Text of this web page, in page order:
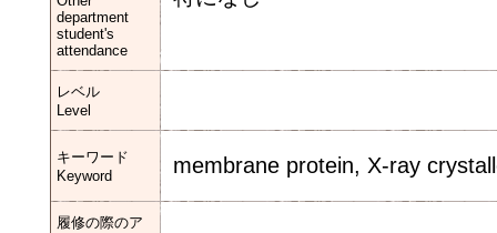
department
student's
attendance
レベル
Level
キーワード
Keyword
membrane protein, X-ray
履修の際のア